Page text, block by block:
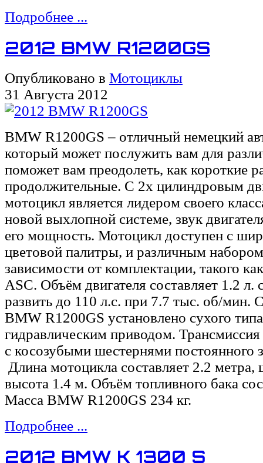
Подробнее ...
2012 BMW R1200GS
Опубликовано в Мотоциклы
31 Августа 2012
BMW R1200GS – отличный немецкий
который может послужить вам для
поможет вам преодолеть, как короткие
продолжительные. С 2х цилиндровым
мотоцикл является лидером своего
новой выхлопной системе, звук
его мощность. Мотоцикл доступен с
цветовой палитры, и различным
зависимости от комплектации, такого
ASC. Объём двигателя составляет 1.2 л.
развить до 110 л.с. при 7.7 тыс. об/мин.
BMW R1200GS установлено сухого
гидравлическим приводом. Трансмиссия
с косозубыми шестернями постоянного
Длина мотоцикла составляет 2.2
высота 1.4 м. Объём топливного бака
Масса BMW R1200GS 234 кг.
Подробнее ...
2012 BMW K 1300 S